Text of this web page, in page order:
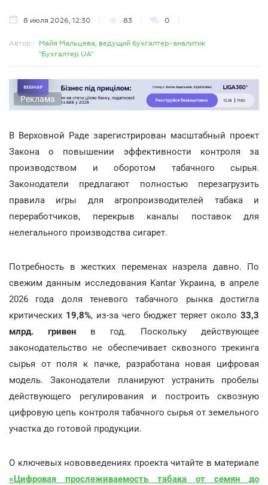
8 июля 2026, 12:30 83 0
Автор:
Майя Мальцева, ведущий бухгалтер-аналитик
"Бухгалтер.UA"
Реклама
В Верховной Раде зарегистрирован масштабный проект
Закона о повышении эффективности контроля за
производством и оборотом табачного сырья.
Законодатели предлагают полностью перезагрузить
правила игры для агропроизводителей табака и
переработчиков, перекрыв каналы поставок для
нелегального производства сигарет.
Потребность в жестких переменах назрела давно. По
свежим данным исследования Kantar Украина, в апреле
2026 года доля теневого табачного рынка достигла
критических 19,8%, из-за чего бюджет теряет около33,3
млрд. гривен в год. Поскольку действующее
законодательство не обеспечивает сквозного трекинга
сырья от поля к пачке, разработана новая цифровая
модель. Законодатели планируют устранить пробелы
действующего регулирования и построить сквозную
цифровую цепь контроля табачного сырья от земельного
участка до готовой продукции.
О ключевых нововведениях проекта читайте в материале
«Цифровая прослеживаемость табака от семян до